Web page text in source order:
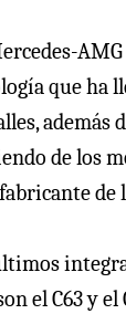
que ha
de los
de
el C63 y